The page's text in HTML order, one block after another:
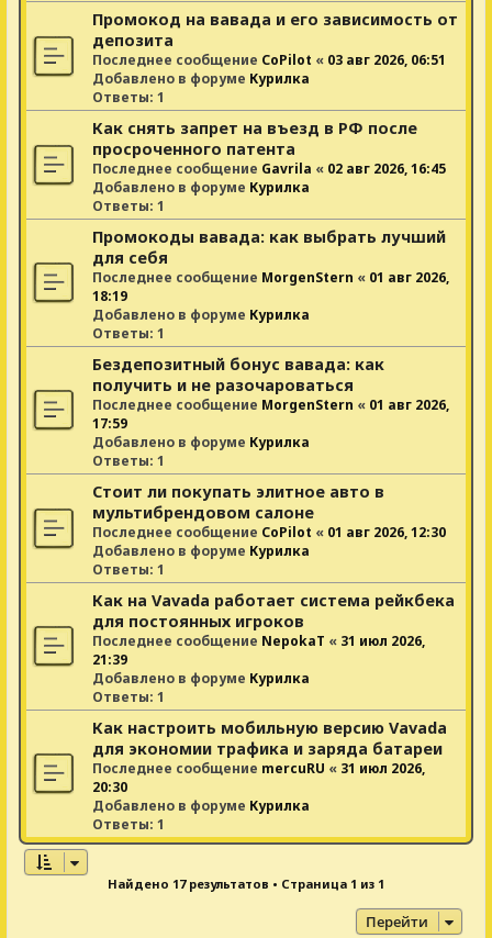
Промокод на вавада и его зависимость от
депозита
Последнее сообщение CoPilot « 03 авг 2026, 06:51
Добавлено в форуме Курилка
Ответы: 1
Как снять запрет на въезд в РФ после
просроченного патента
Последнее сообщение Gavrila « 02 авг 2026, 16:45
Добавлено в форуме Курилка
Ответы: 1
Промокоды вавада: как выбрать лучший
для себя
Последнее сообщение MorgenStern « 01 авг 2026,
18:19
Добавлено в форуме Курилка
Ответы: 1
Бездепозитный бонус вавада: как
получить и не разочароваться
Последнее сообщение MorgenStern « 01 авг 2026,
17:59
Добавлено в форуме Курилка
Ответы: 1
Стоит ли покупать элитное авто в
мультибрендовом салоне
Последнее сообщение CoPilot « 01 авг 2026, 12:30
Добавлено в форуме Курилка
Ответы: 1
Как на Vavada работает система рейкбека
для постоянных игроков
Последнее сообщение NepokaT « 31 июл 2026,
21:39
Добавлено в форуме Курилка
Ответы: 1
Как настроить мобильную версию Vavada
для экономии трафика и заряда батареи
Последнее сообщение mercuRU « 31 июл 2026,
20:30
Добавлено в форуме Курилка
Ответы: 1
Найдено 17 результатов • Страница 1 из 1
Перейти